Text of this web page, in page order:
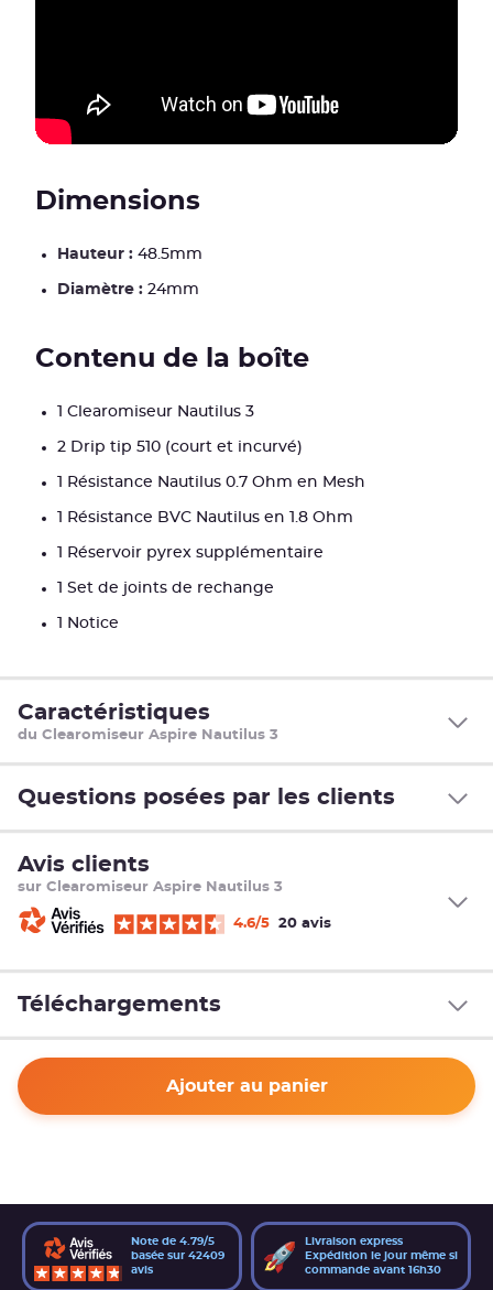
Ajouter au panier
Dimensions
Hauteur : 48.5mm
Diamètre : 24mm
Contenu de la boîte
1 Clearomiseur Nautilus 3
2 Drip tip 510 (court et incurvé)
1 Résistance Nautilus 0.7 Ohm en Mesh
1 Résistance BVC Nautilus en 1.8 Ohm
1 Réservoir pyrex supplémentaire
1 Set de joints de rechange
1 Notice
Caractéristiques
du Clearomiseur Aspire Nautilus 3
Questions posées par les clients
Avis clients
sur Clearomiseur Aspire Nautilus 3
4.6/5 20 avis
Téléchargements
Note de 4.79/5
basée sur 42409
avis
Livraison express
Expédition le jour même si
commande avant 16h30